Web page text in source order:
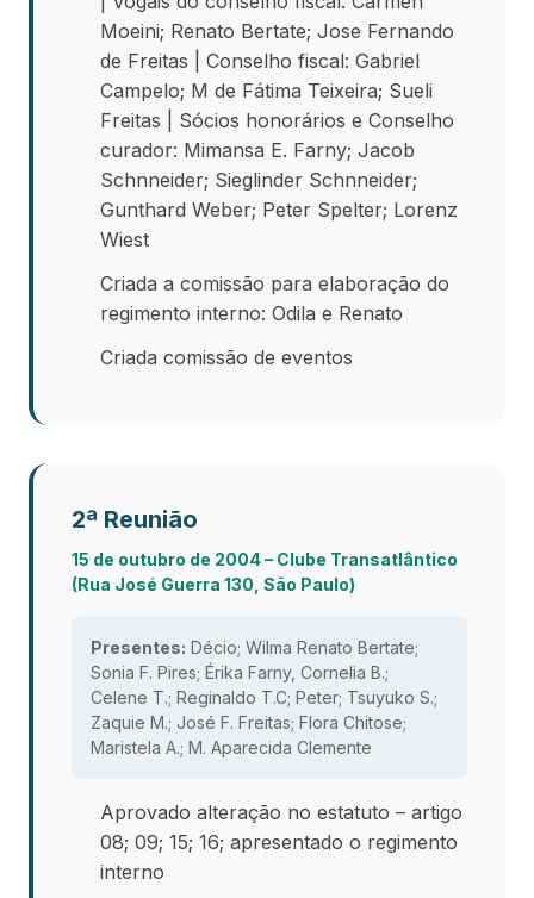
Moeini; Renato Bertate; Jose Fernando
de Freitas | Conselho fiscal: Gabriel
Campelo; M de Fátima Teixeira; Sueli
Freitas | Sócios honorários e Conselho
curador: Mimansa E. Farny; Jacob
Schnneider; Sieglinder Schnneider;
Gunthard Weber; Peter Spelter; Lorenz
Wiest
Criada a comissão para elaboração do
regimento interno: Odila e Renato
Criada comissão de eventos
2ª Reunião
15 de outubro de 2004 – Clube Transatlântico
(Rua José Guerra 130, São Paulo)
Presentes: Décio; Wilma Renato Bertate;
Sonia F. Pires; Érika Farny, Cornelia B.;
Celene T.; Reginaldo T.C; Peter; Tsuyuko S.;
Zaquie M.; José F. Freitas; Flora Chitose;
Maristela A.; M. Aparecida Clemente
Aprovado alteração no estatuto – artigo
08; 09; 15; 16; apresentado o regimento
interno